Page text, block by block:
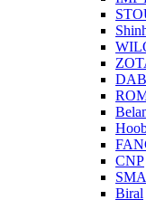
DAB
CNP
Biral